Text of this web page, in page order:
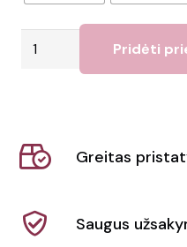
produkto
Tee
Jays
1400
Pridėti
Greitas
Saugus